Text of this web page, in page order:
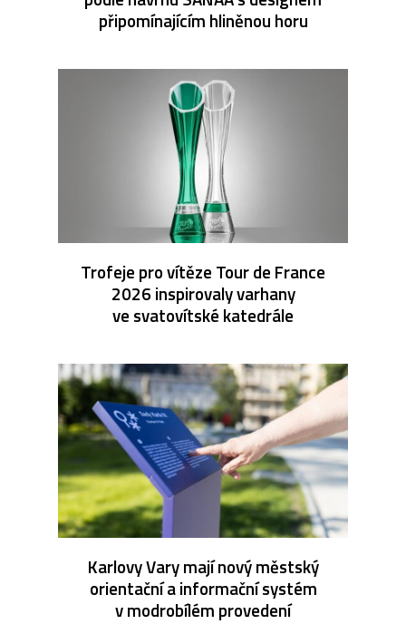
připomínajícím hliněnou horu
Trofeje pro vítěze Tour de France
2026 inspirovaly varhany
ve svatovítské katedrále
Karlovy Vary mají nový městský
orientační a informační systém
v modrobílém provedení